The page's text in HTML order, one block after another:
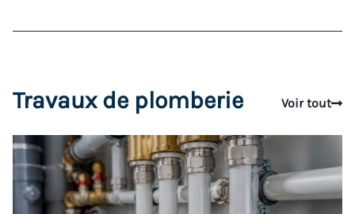
Travaux de plomberie Voir tout